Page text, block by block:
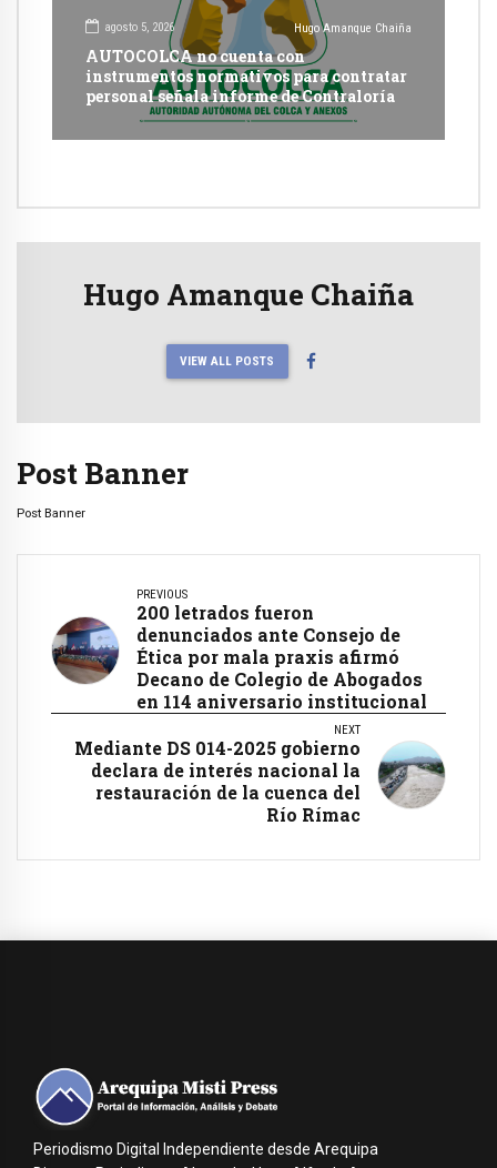
agosto 5, 2026 Hugo Amanque Chaiña
AUTOCOLCA no cuenta con
instrumentos normativos para contratar
personal señala informe de Contraloría
Hugo Amanque Chaiña
VIEW ALL POSTS
Post Banner
Post Banner
PREVIOUS
200 letrados fueron
denunciados ante Consejo de
Ética por mala praxis afirmó
Decano de Colegio de Abogados
en 114 aniversario institucional
NEXT
Mediante DS 014-2025 gobierno
declara de interés nacional la
restauración de la cuenca del
Río Rímac
Periodismo Digital Independiente desde Arequipa